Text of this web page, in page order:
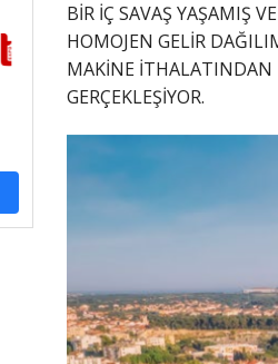
BİR İÇ SAVAŞ YAŞAMIŞ
HOMOJEN GELİR
MAKİNE İTHALATINDAN
GERÇEKLEŞİYOR.